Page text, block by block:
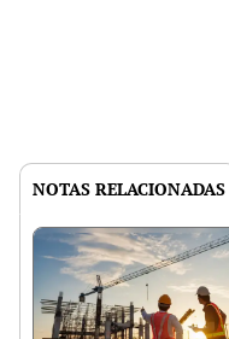
NOTAS RELACIONADAS